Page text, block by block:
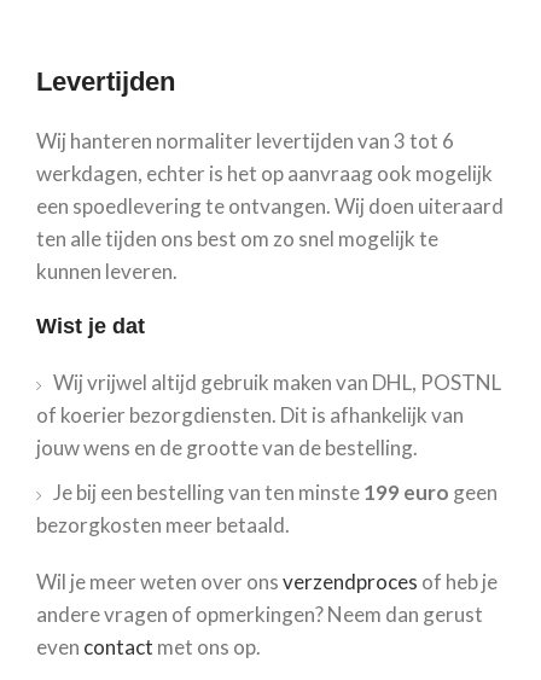
Levertijden
Wij hanteren normaliter levertijden van 3 tot 6
werkdagen, echter is het op aanvraag ook mogelijk
een spoedlevering te ontvangen. Wij doen uiteraard
ten alle tijden ons best om zo snel mogelijk te
kunnen leveren.
Wist je dat
Wij vrijwel altijd gebruik maken van DHL, POSTNL
of koerier bezorgdiensten. Dit is afhankelijk van
jouw wens en de grootte van de bestelling.
Je bij een bestelling van ten minste199 euro geen
bezorgkosten meer betaald.
Wil je meer weten over onsverzendproces of heb je
andere vragen of opmerkingen? Neem dan gerust
even contact met ons op.